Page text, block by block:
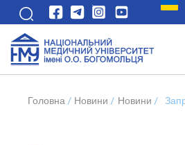
Головна / Новини / Новини /